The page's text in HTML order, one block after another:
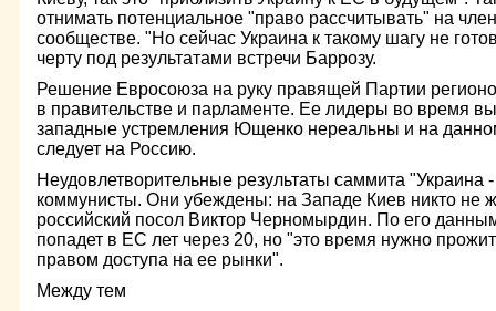
отнимать потенциальное "право рассчитывать" на
сообществе. "Но сейчас Украина к такому шагу не
черту под результатами встречи Баррозу.
Решение Евросоюза на руку правящей Партии
в правительстве и парламенте. Ее лидеры во время
западные устремления Ющенко нереальны и на
следует на Россию.
Неудовлетворительные результаты саммита
коммунисты. Они убеждены: на Западе Киев никто не
российский посол Виктор Черномырдин. По его
попадет в ЕС лет через 20, но "это время нужно
правом доступа на ее рынки".
Между тем